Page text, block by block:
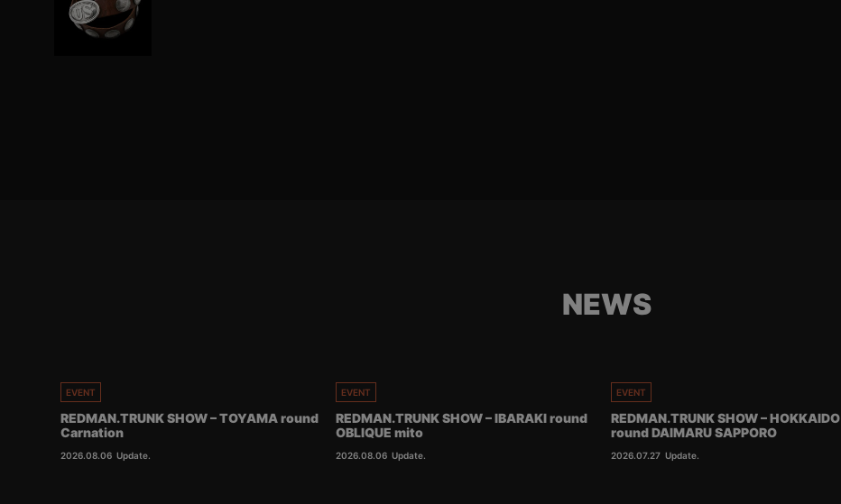
NEWS
EVENT
REDMAN.TRUNK SHOW – TOYAMA round
Carnation
2026.08.06 Update.
EVENT
REDMAN.TRUNK SHOW – IBARAKI round
OBLIQUE mito
2026.08.06 Update.
EVENT
REDMAN.TRUNK SHOW – HOKKAIDO
round DAIMARU SAPPORO
2026.07.27 Update.